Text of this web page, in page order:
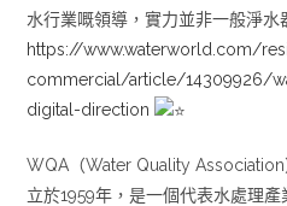
水行業嘅領導，實力並非一般淨水
https://www.waterworld.com/
commercial/article/14309926/
digital-direction
WQA（Water Quality
立於1959年，是一個代表水處理